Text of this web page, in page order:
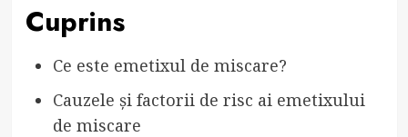
Cuprins
Ce este emetixul de miscare?
Cauzele și factorii de risc ai emetixului
de miscare